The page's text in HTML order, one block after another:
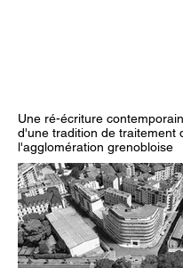
Une ré-écriture
d'une tradition de traitement
l'agglomération grenobloise